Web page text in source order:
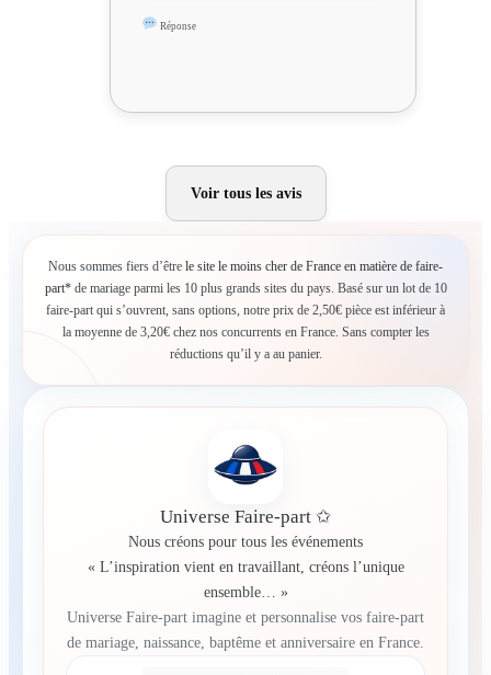
Réponse
Voir tous les avis
Nous sommes fiers d’être le site le moins cher de France en matière de faire-
part*de mariage parmi les 10 plus grands sites du pays. Basé sur un lot de 10
faire-part qui s’ouvrent, sans options, notre prix de 2,50€ pièce est inférieur à
la moyenne de 3,20€ chez nos concurrents en France. Sans compter les
réductions qu’il y a au panier.
Universe Faire-part ✩
Nous créons pour tous les événements
« L’inspiration vient en travaillant, créons l’unique
ensemble… »
Universe Faire-part imagine et personnalise vos faire-part
de mariage, naissance, baptême et anniversaire en France.